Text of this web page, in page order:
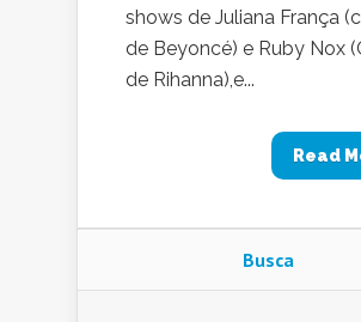
shows de Juliana França
de Beyoncé) e Ruby Nox
de Rihanna),e...
Read
Busca